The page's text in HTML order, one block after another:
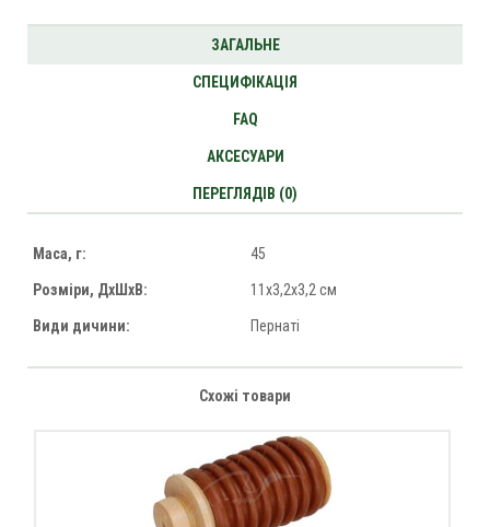
ЗАГАЛЬНЕ
СПЕЦИФІКАЦІЯ
FAQ
АКСЕСУАРИ
ПЕРЕГЛЯДІВ (0)
Маса, г: 45
Розміри, ДхШхВ: 11х3,2х3,2 см
Види дичини: Пернаті
Схожі товари